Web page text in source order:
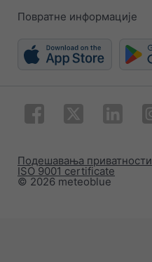
Повратне информације
© 2026 meteoblue
ISO 9001 certificate
Подешавања приватности